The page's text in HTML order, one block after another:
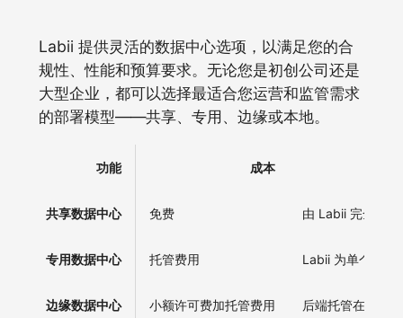
Labii 提供灵活的数据中心选项，以满足您的合
规性、性能和预算要求。无论您是初创公司还是
大型企业，都可以选择最适合您运营和监管需求
的部署模型——共享、专用、边缘或本地。
功能
共享数据中心
专用数据中心
边缘数据中心
成本
免费
托管费用
小额许可费加托管费用
由 Labii 完全托管
Labii 为单个客户
后端托管在公司